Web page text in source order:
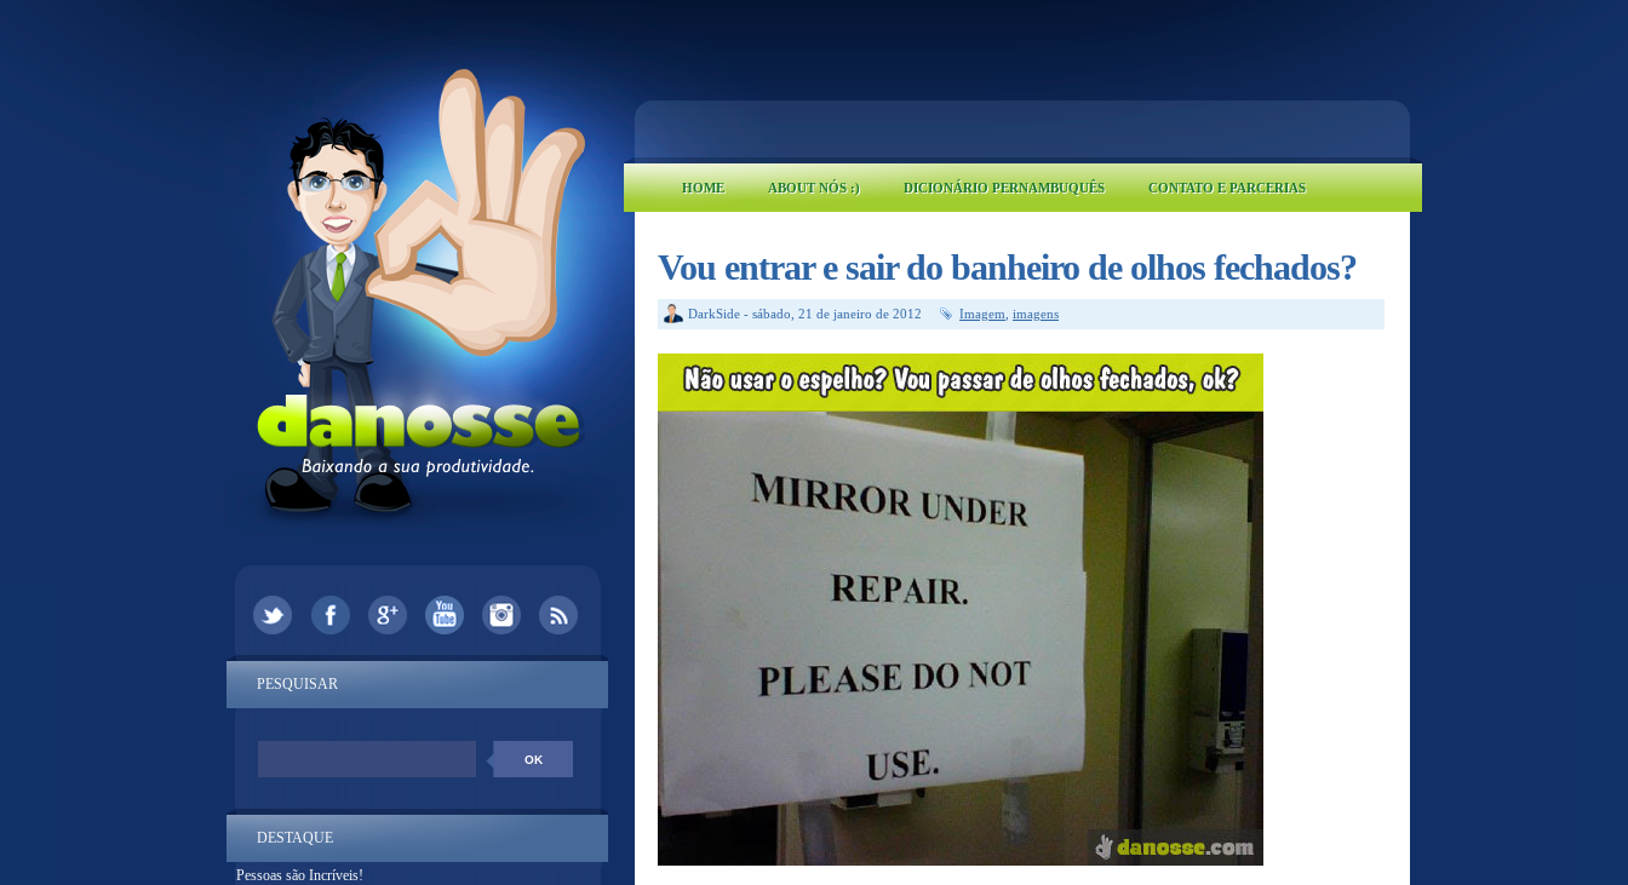
HOME ABOUT NÓS :) DICIONÁRIO PERNAMBUQUÊS CONTATO E PARCERIAS
Vou entrar e sair do banheiro de olhos fechados?
DarkSide - sábado, 21 de janeiro de 2012 Imagem imagens
PESQUISAR
DESTAQUE
Pessoas são Incríveis!